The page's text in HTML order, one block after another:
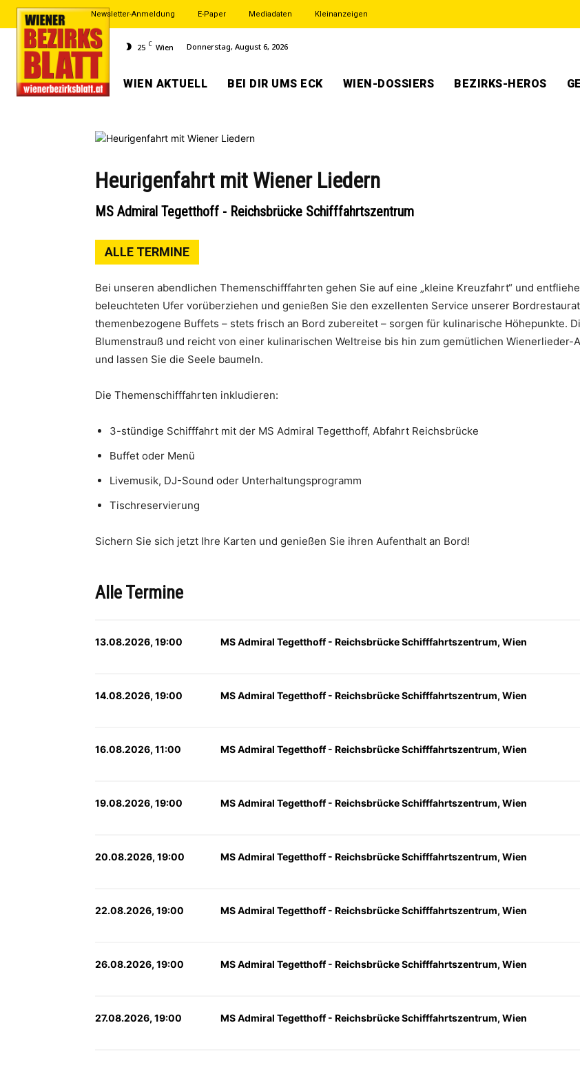
Newsletter-Anmeldung E-Paper Mediadaten Kleinanzeigen
25 C Wien Donnerstag, August 6, 2026
WIEN AKTUELL BEI DIR UMS ECK WIEN-DOSSIERS BEZIRKS-HEROS
Heurigenfahrt mit Wiener Liedern
MS Admiral Tegetthoff - Reichsbrücke Schifffahrtszentrum
ALLE TERMINE
Bei unseren abendlichen Themenschifffahrten gehen Sie auf eine „kleine Kreuzfahrt“ und
beleuchteten Ufer vorüberziehen und genießen Sie den exzellenten Service unserer
themenbezogene Buffets – stets frisch an Bord zubereitet – sorgen für kulinarische Höhepunkte.
Blumenstrauß und reicht von einer kulinarischen Weltreise bis hin zum gemütlichen Wienerlieder-
und lassen Sie die Seele baumeln.
Die Themenschifffahrten inkludieren:
3-stündige Schifffahrt mit der MS Admiral Tegetthoff, Abfahrt Reichsbrücke
Buffet oder Menü
Livemusik, DJ-Sound oder Unterhaltungsprogramm
Tischreservierung
Sichern Sie sich jetzt Ihre Karten und genießen Sie ihren Aufenthalt an Bord!
Alle Termine
13.08.2026, 19:00 MS Admiral Tegetthoff - Reichsbrücke Schifffahrtszentrum, Wien
14.08.2026, 19:00 MS Admiral Tegetthoff - Reichsbrücke Schifffahrtszentrum, Wien
16.08.2026, 11:00 MS Admiral Tegetthoff - Reichsbrücke Schifffahrtszentrum, Wien
19.08.2026, 19:00 MS Admiral Tegetthoff - Reichsbrücke Schifffahrtszentrum, Wien
20.08.2026, 19:00 MS Admiral Tegetthoff - Reichsbrücke Schifffahrtszentrum, Wien
22.08.2026, 19:00 MS Admiral Tegetthoff - Reichsbrücke Schifffahrtszentrum, Wien
26.08.2026, 19:00 MS Admiral Tegetthoff - Reichsbrücke Schifffahrtszentrum, Wien
27.08.2026, 19:00 MS Admiral Tegetthoff - Reichsbrücke Schifffahrtszentrum, Wien